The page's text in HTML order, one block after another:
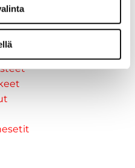
2026
ja -tarvikkeet